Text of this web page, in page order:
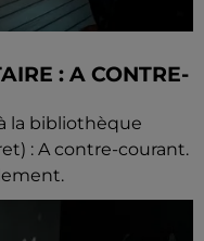
: A CONTRE-
la bibliothèque
: A contre-courant.